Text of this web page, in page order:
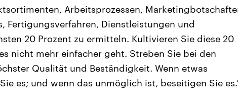
Arbeitsprozessen,
Fertigungsverfahren, Dienstleistungen und
20 Prozent zu ermitteln. Kultivieren Sie diese 20
nicht mehr einfacher geht. Streben Sie bei den
Qualität und Beständigkeit. Wenn etwas
es; und wenn das unmöglich ist, beseitigen Sie